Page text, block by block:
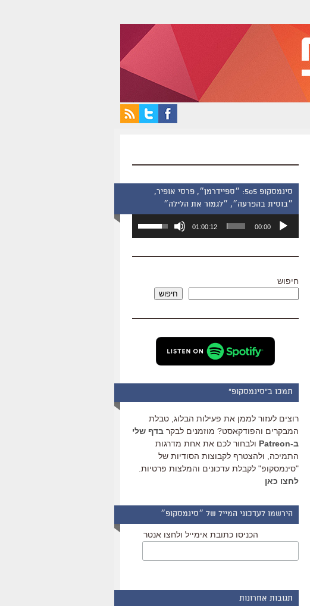
סינמסקופ 505: ״ספיידרמן״, פרסי אופיר,
״בוסית בהפרעה״, ״לגמור את הלילה״
אודיו
00:00
01:00:12
השתמש
כדי
שמע.
חיפוש
חיפוש
תמכו ב"סינמסקופ"
רוצים לעזור לממן את פעילות הבלוג, טבלת
המבקרים והפודקאסט? מוזמנים לבקר בדף שלי
ב-Patreon
ולבחור לכם את אחת מדרגות
התמיכה, ולהצטרף לקבוצות הסודיות של
"סינמסקופ" לקבלת עדכונים והמלצות פרטיות.
לחצו כאן
הירשמו לעדכוני המייל של ״סינמסקופ״
הכניסו כתובת אימייל ולחצו אנטר
תגובות אחרונות